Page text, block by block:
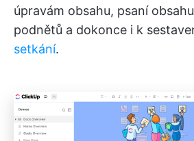
úpravám obsahu, psaní
podnětů a dokonce i k
setkání.